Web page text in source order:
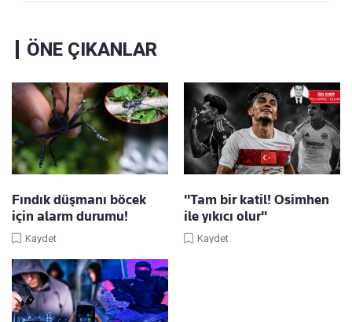
ÖNE ÇIKANLAR
Fındık düşmanı böcek
için alarm durumu!
Kaydet
"Tam bir katil! Osimhen
ile yıkıcı olur"
Kaydet